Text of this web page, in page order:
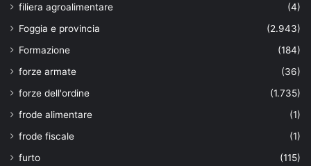
filiera agroalimentare
(4)
Foggia e provincia
(2.943)
Formazione
(184)
forze armate
(36)
forze dell'ordine
(1.735)
frode alimentare
(1)
frode fiscale
(1)
furto
(115)